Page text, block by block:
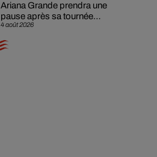
4 août 2026
Ariana Grande prendra une
pause après sa tournée
mondiale